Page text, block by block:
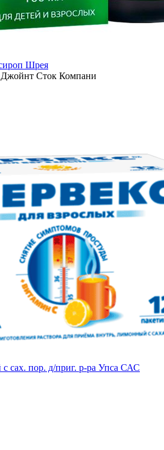
Шрея
Сток Компани
сах. пор. д/приг. р-ра Упса САС